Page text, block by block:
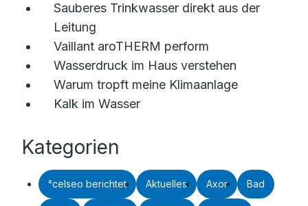
Sauberes Trinkwasser direkt aus der
Leitung
Vaillant aroTHERM perform
Wasserdruck im Haus verstehen
Warum tropft meine Klimaanlage
Kalk im Wasser
Kategorien
°celseo berichtet Aktuelles Axor Bad